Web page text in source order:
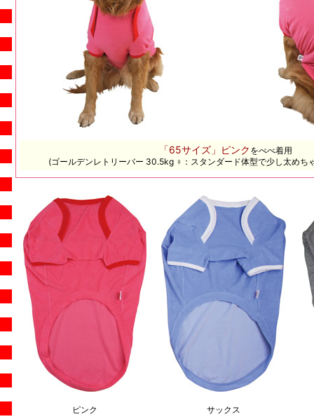
「65サイズ」ピンク をべべ着用
(ゴールデンレトリーバー 30.5kg ♀： スタンダード体型で少し太めち
ピンク サックス